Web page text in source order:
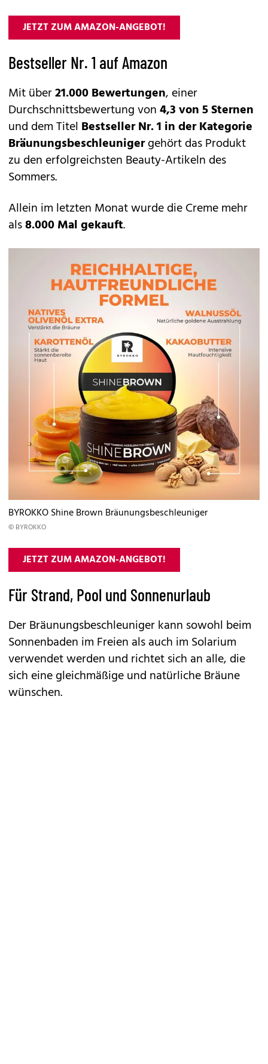
JETZT ZUM AMAZON-ANGEBOT!
Bestseller Nr. 1 auf Amazon
Mit über21.000 Bewertungen, einer
Durchschnittsbewertung von4,3 von 5 Sternen
und dem Titel Bestseller Nr. 1 in der Kategorie
Bräunungsbeschleunigergehört das Produkt
zu den erfolgreichsten Beauty-Artikeln des
Sommers.
Allein im letzten Monat wurde die Creme mehr
als8.000 Mal gekauft.
BYROKKO Shine Brown Bräunungsbeschleuniger
© BYROKKO
JETZT ZUM AMAZON-ANGEBOT!
Für Strand, Pool und Sonnenurlaub
Der Bräunungsbeschleuniger kann sowohl beim
Sonnenbaden im Freien als auch im Solarium
verwendet werden und richtet sich an alle, die
sich eine gleichmäßige und natürliche Bräune
wünschen.